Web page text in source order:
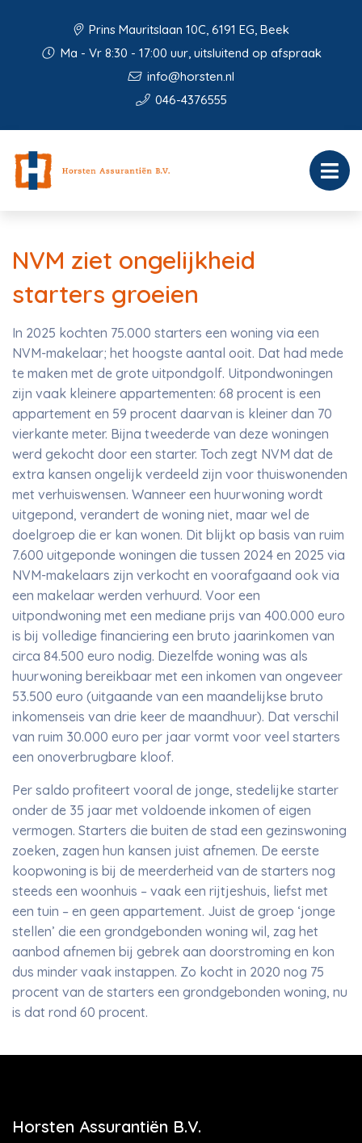
Prins Mauritslaan 10C, 6191 EG, Beek
Ma - Vr 8:30 - 17:00 uur, uitsluitend op afspraak
info@horsten.nl
046-4376555
NVM ziet ongelijkheid
starters groeien
In 2025 kochten 75.000 starters een woning via een
NVM-makelaar; het hoogste aantal ooit. Dat had mede
te maken met de grote uitpondgolf. Uitpondwoningen
zijn vaak kleinere appartementen: 68 procent is een
appartement en 59 procent daarvan is kleiner dan 70
vierkante meter. Bijna tweederde van deze woningen
werd gekocht door een starter. Toch zegt NVM dat de
extra kansen ongelijk verdeeld zijn voor thuiswonenden
met verhuiswensen. Wanneer een huurwoning wordt
uitgepond, verandert de woning niet, maar wel de
doelgroep die er kan wonen. Dit blijkt op basis van ruim
7.600 uitgeponde woningen die tussen 2024 en 2025 via
NVM-makelaars zijn verkocht en voorafgaand ook via
een makelaar werden verhuurd. Voor een
uitpondwoning met een mediane prijs van 400.000 euro
is bij volledige financiering een bruto jaarinkomen van
circa 84.500 euro nodig. Diezelfde woning was als
huurwoning bereikbaar met een inkomen van ongeveer
53.500 euro (uitgaande van een maandelijkse bruto
inkomenseis van drie keer de maandhuur). Dat verschil
van ruim 30.000 euro per jaar vormt voor veel starters
een onoverbrugbare kloof.
Per saldo profiteert vooral de jonge, stedelijke starter
onder de 35 jaar met voldoende inkomen of eigen
vermogen. Starters die buiten de stad een gezinswoning
zoeken, zagen hun kansen juist afnemen. De eerste
koopwoning is bij de meerderheid van de starters nog
steeds een woonhuis – vaak een rijtjeshuis, liefst met
een tuin – en geen appartement. Juist de groep ‘jonge
stellen’ die een grondgebonden woning wil, zag het
aanbod afnemen bij gebrek aan doorstroming en kon
dus minder vaak instappen. Zo kocht in 2020 nog 75
procent van de starters een grondgebonden woning, nu
is dat rond 60 procent.
Horsten Assurantiën B.V.